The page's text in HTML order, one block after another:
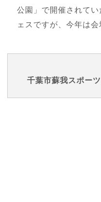
公園」で開催されて
ェスですが、今年は会
千葉市蘇我スポー